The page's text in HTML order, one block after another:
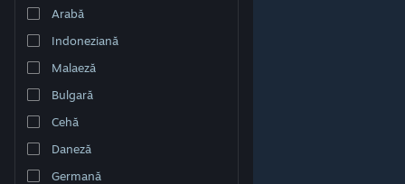
Arabă
Indoneziană
Malaeză
Bulgară
Cehă
Daneză
Germană